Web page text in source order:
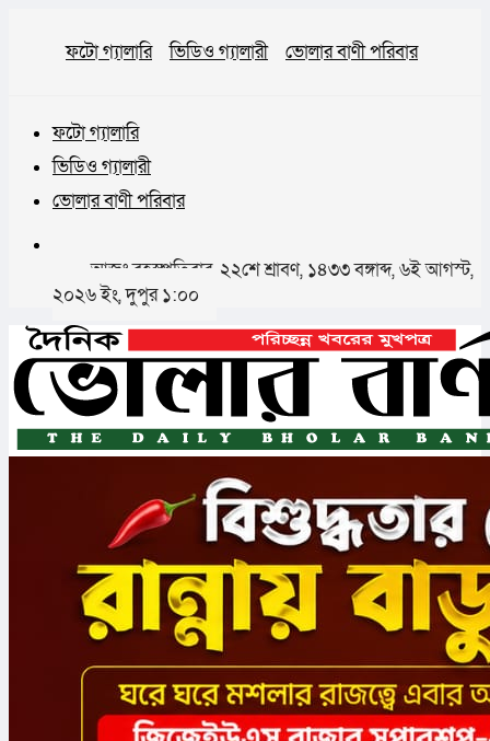
ফটো গ্যালারি ভিডিও গ্যালারী ভোলার বাণী পরিবার
ফটো গ্যালারি
ভিডিও গ্যালারী
ভোলার বাণী পরিবার
আজঃ বৃহস্পতিবার, ২২শে শ্রাবণ, ১৪৩৩ বঙ্গাব্দ, ৬ই আগস্ট,
২০২৬ ইং, দুপুর ১:০০